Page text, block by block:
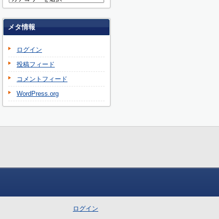
メタ情報
ログイン
投稿フィード
コメントフィード
WordPress.org
ログイン